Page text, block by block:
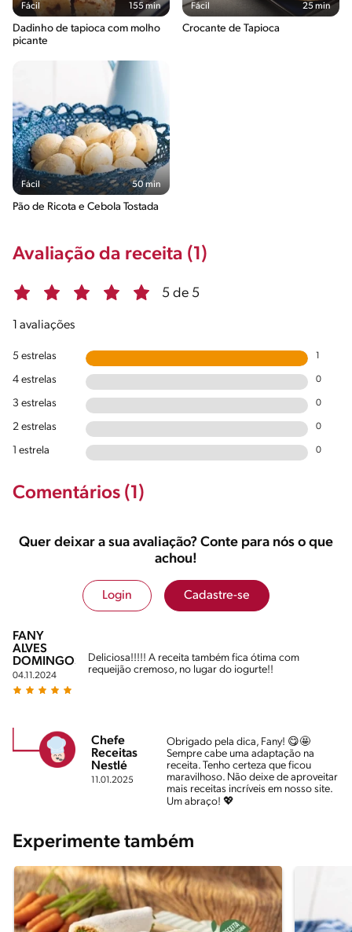
Fácil 155 min
Dadinho de tapioca com molho
picante
Fácil 25 min
Crocante de Tapioca
Fácil 50 min
Pão de Ricota e Cebola Tostada
Avaliação da receita (1)
5 de 5
1 avaliações
5 estrelas
4 estrelas 0
3 estrelas 0
2 estrelas 0
1 estrela 0
Comentários (1)
Quer deixar a sua avaliação? Conte para nós o que
achou!
Login Cadastre-se
FANY
ALVES
DOMINGOS
04.11.2024
Deliciosa!!!!! A receita também fica ótima com
requeijão cremoso, no lugar do iogurte!!
Chefe
Receitas
Nestlé
11.01.2025
Obrigado pela dica, Fany! 😋🤩
Sempre cabe uma adaptação na
receita. Tenho certeza que ficou
maravilhoso. Não deixe de aproveitar
mais receitas incríveis em nosso site.
Um abraço! 💖
Experimente também